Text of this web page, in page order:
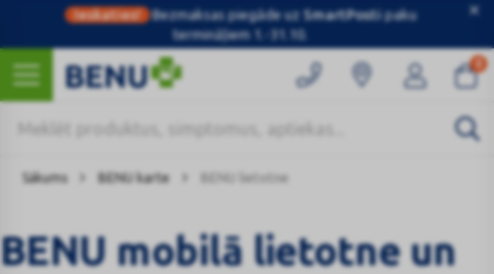
Ieskaties! Bezmaksas piegāde uz SmartPostipaku
termināļiem 1.-31.10.
0
Sākums BENU karte BENU lietotne
BENU mobilā lietotne un